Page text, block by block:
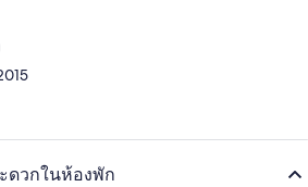
ดวกในห้องพัก